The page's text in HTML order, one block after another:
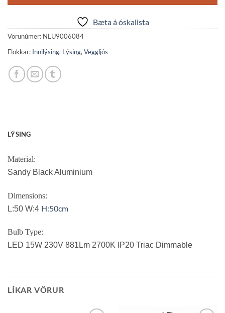
Bæta á óskalista
Vörunúmer: NLU9006084
Flokkar: Innilýsing, Lýsing, Veggljós
LÝSING
Material:
Sandy Black Aluminium
Dimensions:
L:50 W:4 H:50cm
Bulb Type:
LED 15W 230V 881Lm 2700K IP20 Triac Dimmable
LÍKAR VÖRUR